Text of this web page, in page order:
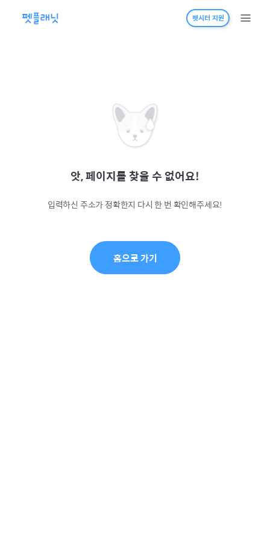
펫시터 지원
앗, 페이지를 찾을 수 없어요!
입력하신 주소가 정확한지 다시 한 번 확인해주세요!
홈으로 가기